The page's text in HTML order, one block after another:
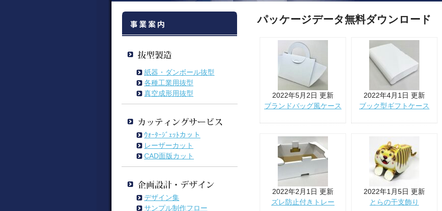
紙器・ダンボール抜型
各種工業用抜型
真空成形用抜型
ｳｫｰﾀｰｼﾞｪｯﾄカット
レーザーカット
CAD面版カット
デザイン集
サンプル制作フロー
パッケージデータ無料ダウンロード
2022年5月2日 更新
ブランドバッグ風ケース
2022年4月1日 更新
ブック型ギフトケース
2022年2月1日 更新
ズレ防止付きトレー
2022年1月5日 更新
とらの干支飾り